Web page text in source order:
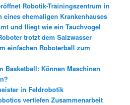
Robotik-Trainingszentrum in
eines ehemaligen Krankenhauses
und fliegt wie ein Tauchvogel
trotzt dem Salzwasser
einfachen Roboterball zum
Basketball: Können Maschinen
in Feldrobotik
vertiefen Zusammenarbeit